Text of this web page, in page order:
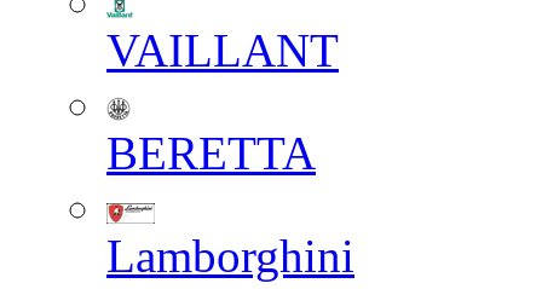
VAILLANT
BERETTA
Lamborghini